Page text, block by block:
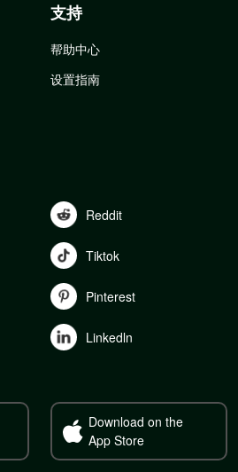
支持
帮助中心
设置指南
Reddit
Tiktok
Pinterest
Linkedln
Download on the
App Store